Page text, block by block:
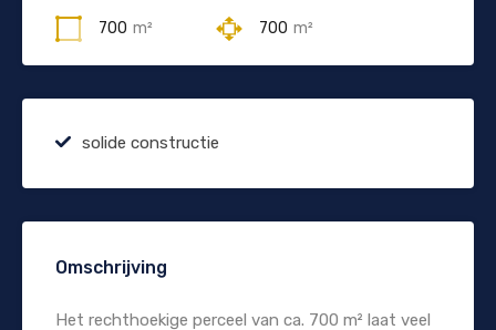
700 m² 700 m²
solide constructie
Omschrijving
Het rechthoekige perceel van ca. 700 m² laat veel